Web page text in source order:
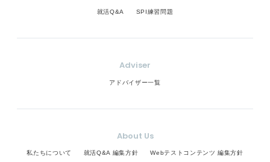
就活Q&A SPI練習問題
Adviser
アドバイザー一覧
About Us
私たちについて 就活Q&A 編集方針 Webテストコンテンツ 編集方針